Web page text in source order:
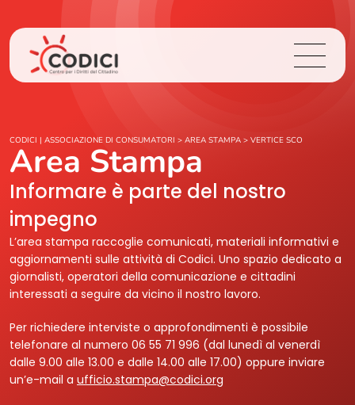
Chi Siamo
Cosa Facciamo
Area Stampa
Contatti
Login
CODICI | ASSOCIAZIONE DI CONSUMATORI > AREA STAMPA > VERTICE SCO
Area Stampa
Informare è parte del nostro
impegno
L’area stampa raccoglie comunicati, materiali informativi e
aggiornamenti sulle attività di Codici. Uno spazio dedicato a
giornalisti, operatori della comunicazione e cittadini
interessati a seguire da vicino il nostro lavoro.
Per richiedere interviste o approfondimenti è possibile
telefonare al numero 06 55 71 996 (dal lunedì al venerdì
dalle 9.00 alle 13.00 e dalle 14.00 alle 17.00) oppure inviare
un’e-mail a ufficio.stampa@codici.org